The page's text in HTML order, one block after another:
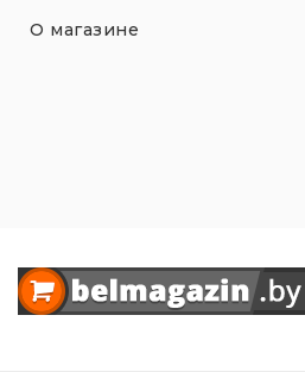
О магазине